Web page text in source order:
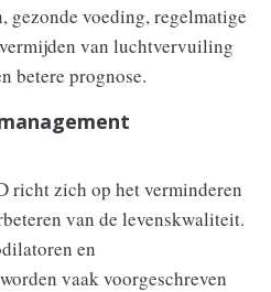
gezonde voeding, regelmatige
van luchtvervuiling
betere prognose.
richt zich op het verminderen
van de levenskwaliteit.
en
vaak voorgeschreven